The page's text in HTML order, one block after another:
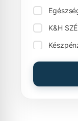
Egyéb
K&H
MKB